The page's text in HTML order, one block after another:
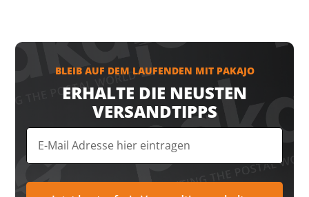
BLEIB AUF DEM LAUFENDEN MIT PAKAJO
ERHALTE DIE NEUSTEN
VERSANDTIPPS